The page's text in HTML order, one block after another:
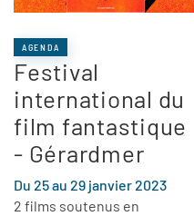
AGENDA
Festival
international du
film fantastique
- Gérardmer
Du 25 au 29 janvier 2023
2 films soutenus en